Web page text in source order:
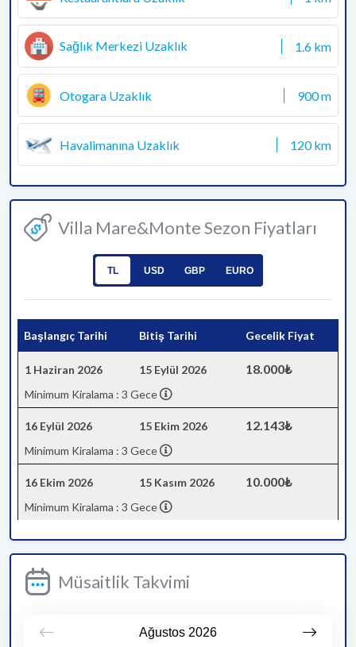
Sağlık Merkezi Uzaklık 1.6 km
Otogara Uzaklık 900 m
Havalimanına Uzaklık 120 km
Villa Mare&Monte Sezon Fiyatları
TL USD GBP EURO
Başlangıç Tarihi Bitiş Tarihi Gecelik Fiyat
1 Haziran 2026 15 Eylül 2026 18.000₺
Minimum Kiralama : 3 Gece
16 Eylül 2026 15 Ekim 2026 12.143₺
Minimum Kiralama : 3 Gece
16 Ekim 2026 15 Kasım 2026 10.000₺
Minimum Kiralama : 3 Gece
Müsaitlik Takvimi
Ağustos 2026